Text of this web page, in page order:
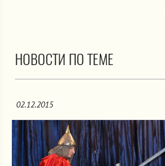
НОВОСТИ ПО ТЕМЕ
02.12.2015